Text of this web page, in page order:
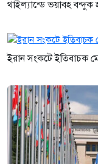
থাইল্যান্ডে ভয়াবহ
ইরান সংকটে ইতিবাচক